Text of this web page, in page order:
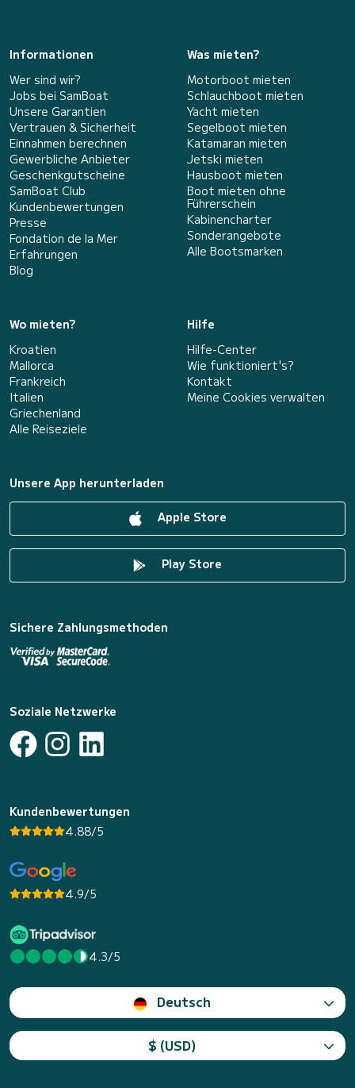
Informationen
Wer sind wir?
Jobs bei SamBoat
Unsere Garantien
Vertrauen & Sicherheit
Einnahmen berechnen
Gewerbliche Anbieter
Geschenkgutscheine
SamBoat Club
Kundenbewertungen
Presse
Fondation de la Mer
Erfahrungen
Blog
Was mieten?
Motorboot mieten
Schlauchboot mieten
Yacht mieten
Segelboot mieten
Katamaran mieten
Jetski mieten
Hausboot mieten
Boot mieten ohne
Führerschein
Kabinencharter
Sonderangebote
Alle Bootsmarken
Wo mieten?
Kroatien
Mallorca
Frankreich
Italien
Griechenland
Alle Reiseziele
Hilfe
Hilfe-Center
Wie funktioniert's?
Kontakt
Meine Cookies verwalten
Unsere App herunterladen
Apple Store
Play Store
Sichere Zahlungsmethoden
Soziale Netzwerke
Kundenbewertungen
4.88/5
4.9/5
4.3/5
Deutsch
$ (USD)